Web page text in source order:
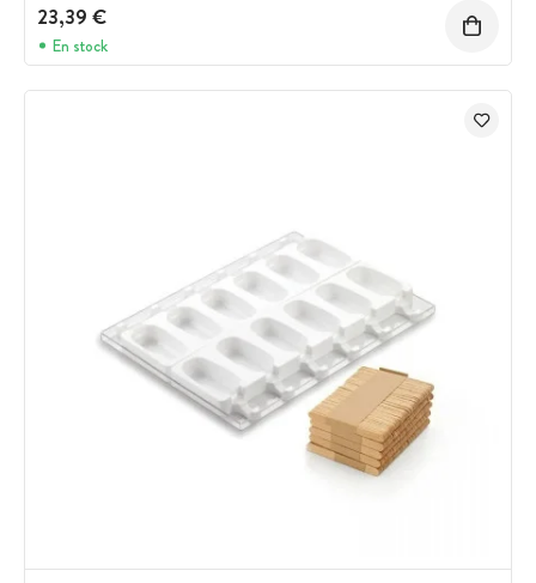
23,39 €
En stock